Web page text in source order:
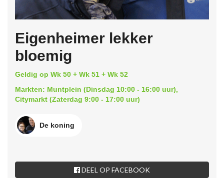
Eigenheimer lekker
bloemig
Geldig op Wk 50 + Wk 51 + Wk 52
Markten: Muntplein (Dinsdag 10:00 - 16:00 uur),
Citymarkt (Zaterdag 9:00 - 17:00 uur)
De koning
DEEL OP FACEBOOK